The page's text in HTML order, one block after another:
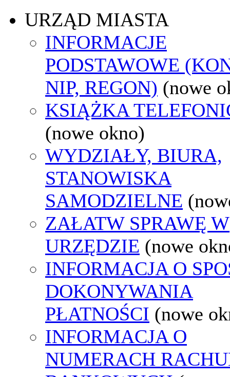
URZĄD MIASTA
INFORMACJE
PODSTAWOWE
NIP, REGON) (nowe
KSIĄŻKA
(nowe okno)
WYDZIAŁY, BIURA,
STANOWISKA
SAMODZIELNE
ZAŁATW SPRAWĘ W
URZĘDZIE (nowe
INFORMACJA O
DOKONYWANIA
PŁATNOŚCI (nowe
INFORMACJA O
NUMERACH